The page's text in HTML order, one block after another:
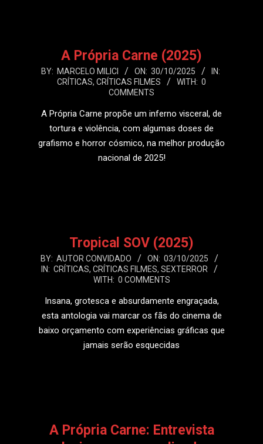
A Própria Carne (2025)
2025-
BY: MARCELO MILICI ON: 30/10/2025
IN:
CRÍTICAS, CRÍTICAS FILMES WITH: 0
COMMENTS
A Própria Carne propõe um inferno visceral, de
tortura e violência, com algumas doses de
grafismo e horror cósmico, na melhor produção
nacional de 2025!
Tropical SOV (2025)
2025-
10-
BY: AUTOR CONVIDADO ON: 03/10/2025
IN: CRÍTICAS, CRÍTICAS FILMES, SEXTERROR
WITH: 0 COMMENTS
Insana, grotesca e absurdamente engraçada,
esta antologia vai marcar os fãs do cinema de
baixo orçamento com experiências gráficas que
jamais serão esquecidas
A Própria Carne: Entrevista